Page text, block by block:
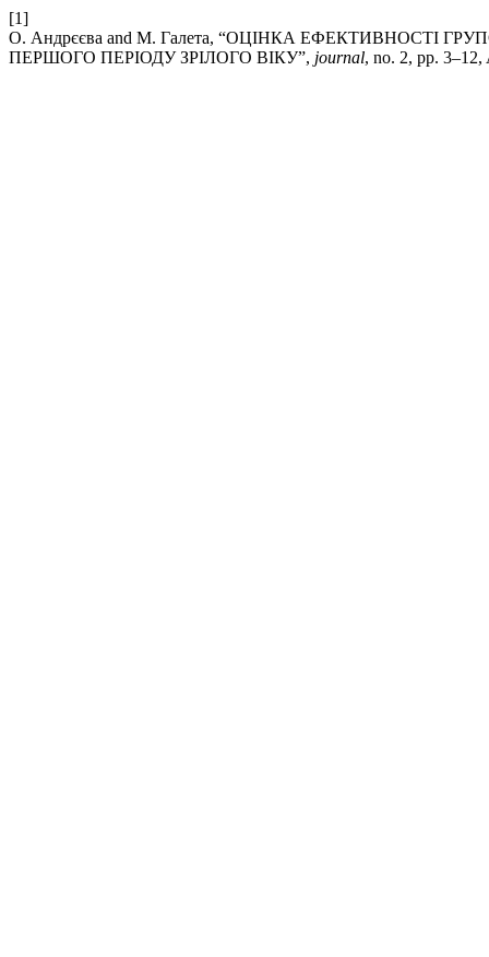
[1]
О. Андрєєва and М. Галета, “ОЦІНКА ЕФЕКТИВНОСТІ
ПЕРШОГО ПЕРІОДУ ЗРІЛОГО ВІКУ”, journal, no. 2, pp. 3–12,